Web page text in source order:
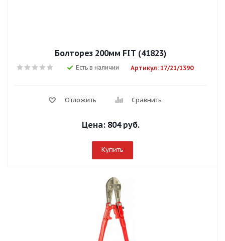
Болторез 200мм FIT (41823)
Есть в наличии Артикул: 17/21/1390
Отложить Сравнить
Цена: 804 руб.
Купить